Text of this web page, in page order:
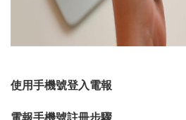
使用手機號登入電報
電報手機號註冊步驟